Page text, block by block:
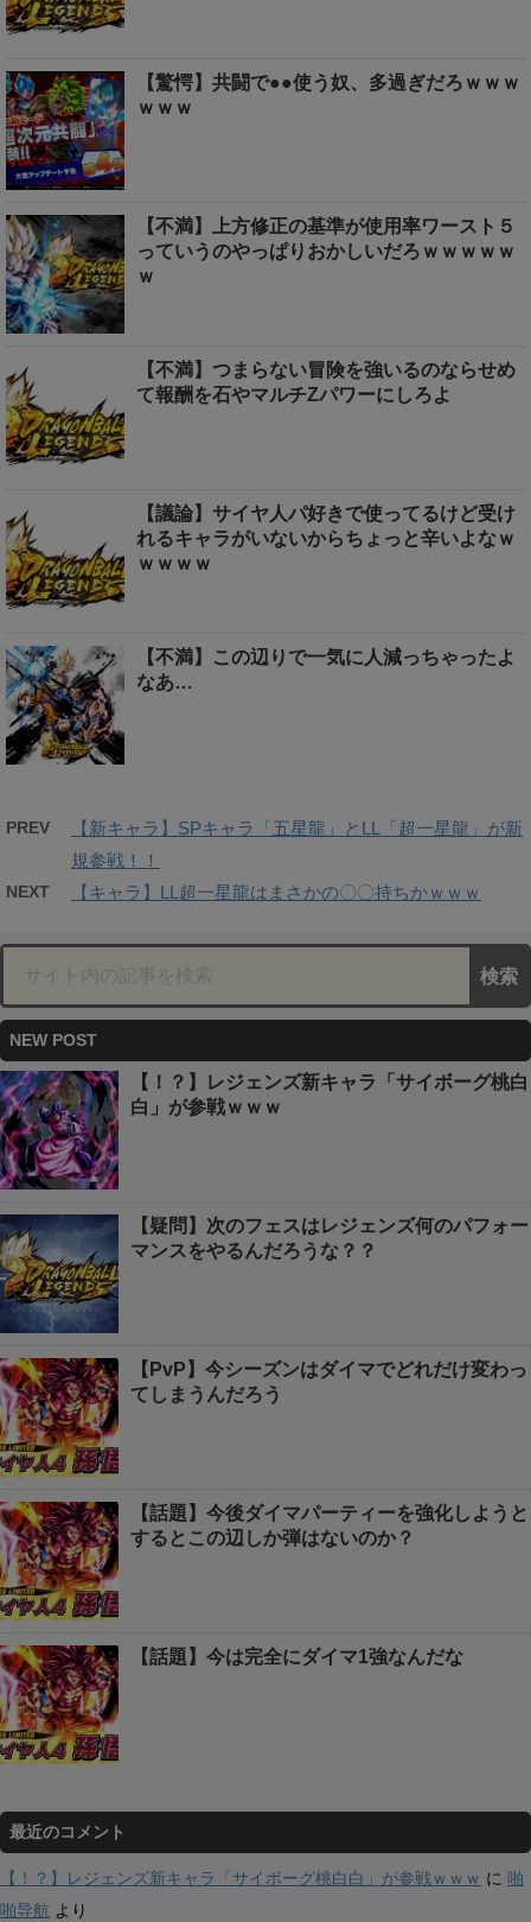
【驚愕】共闘で●●使う奴、多過ぎだろｗｗｗ
ｗｗｗ
【不満】上方修正の基準が使用率ワースト５
っていうのやっぱりおかしいだろｗｗｗｗｗ
ｗ
【不満】つまらない冒険を強いるのならせめ
て報酬を石やマルチZパワーにしろよ
【議論】サイヤ人パ好きで使ってるけど受け
れるキャラがいないからちょっと辛いよなｗ
ｗｗｗｗ
【不満】この辺りで一気に人減っちゃったよ
なあ…
PREV
【新キャラ】SPキャラ「五星龍」とLL「超一星龍」が新
規参戦！！
NEXT 【キャラ】LL超一星龍はまさかの〇〇持ちかｗｗｗ
NEW POST
【！？】レジェンズ新キャラ「サイボーグ桃白
白」が参戦ｗｗｗ
【疑問】次のフェスはレジェンズ何のパフォー
マンスをやるんだろうな？？
【PvP】今シーズンはダイマでどれだけ変わっ
てしまうんだろう
【話題】今後ダイマパーティーを強化しようと
するとこの辺しか弾はないのか？
【話題】今は完全にダイマ1強なんだな
最近のコメント
【！？】レジェンズ新キャラ「サイボーグ桃白白」が参戦ｗｗｗ に 啪
啪导航 より